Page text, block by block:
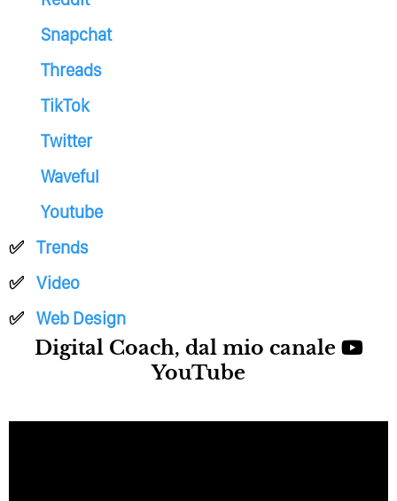
Snapchat
Threads
TikTok
Twitter
Waveful
Youtube
Trends
Video
Web Design
Digital Coach, dal mio canale
YouTube